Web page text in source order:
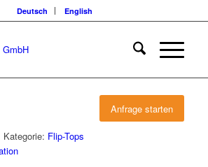
Deutsch English
Anfrage starten
Kategorie: Flip-Tops